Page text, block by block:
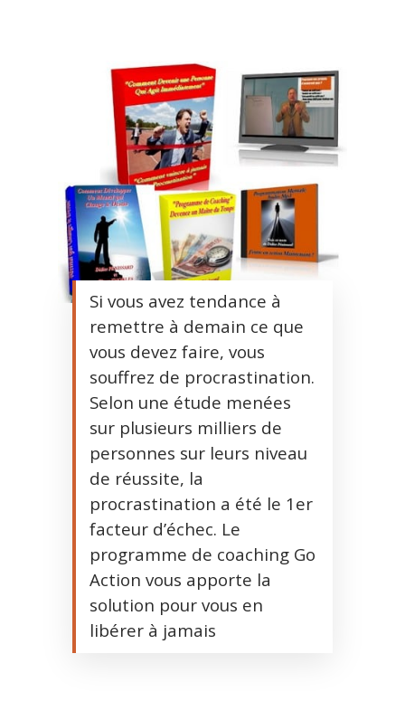
Si vous avez tendance à
remettre à demain ce que
vous devez faire, vous
souffrez de procrastination.
Selon une étude menées
sur plusieurs milliers de
personnes sur leurs niveau
de réussite, la
procrastination a été le 1er
facteur d’échec. Le
programme de coaching Go
Action vous apporte la
solution pour vous en
libérer à jamais